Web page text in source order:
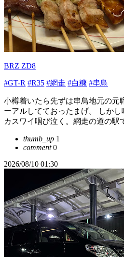
BRZ ZD8
#GT-R #R35 #網走 #白糠 #串鳥
小樽着いたら先ずは串鳥地元の元
ーアルしてておったまげ。 しか
カスワイ咽び泣く。網走の道の駅
thumb_up 1
comment0
2026/08/10 01:30